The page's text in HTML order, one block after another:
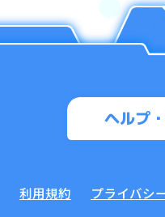
ヘルプ
利用規約 プライバシ